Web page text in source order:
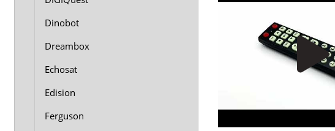
Dinobot
Dreambox
Echosat
Edision
Ferguson